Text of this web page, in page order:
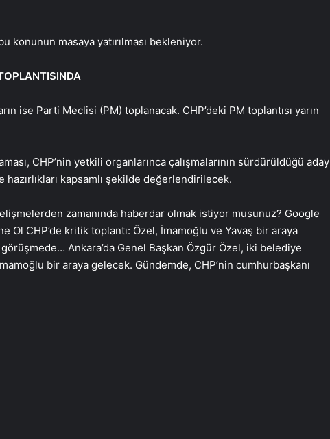
konunun masaya yatırılması bekleniyor.
ise Parti Meclisi (PM) toplanacak. CHP’deki PM toplantısı yarın
CHP’nin yetkili organlarınca çalışmalarının sürdürüldüğü aday
kapsamlı şekilde değerlendirilecek.
zamanında haberdar olmak istiyor musunuz? Google
Ol CHP’de kritik toplantı: Özel, İmamoğlu ve Yavaş bir araya
Ankara’da Genel Başkan Özgür Özel, iki belediye
bir araya gelecek. Gündemde, CHP’nin cumhurbaşkanı